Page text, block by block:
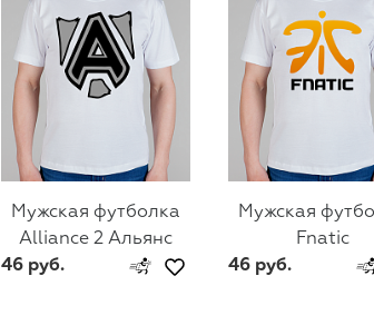
Мужская футболка
Alliance 2 Альянс
46 руб.
Мужская
Fnatic
46 руб.